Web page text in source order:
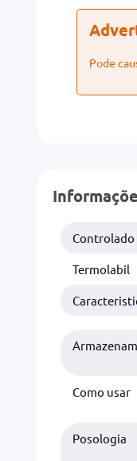
Pode
Controlado
Termolabil
Como usar
Posologia